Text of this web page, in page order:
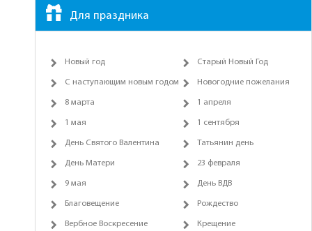
Для праздника
Новый год Старый Новый Год
С наступающим новым годом Новогодние пожелания
8 марта 1 апреля
1 мая 1 сентября
День Святого Валентина Татьянин день
День Матери 23 февраля
9 мая День ВДВ
Благовещение Рождество
Вербное Воскресение Крещение